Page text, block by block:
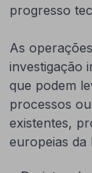
progresso
As
investigação
que podem
processos
existentes,
europeias da